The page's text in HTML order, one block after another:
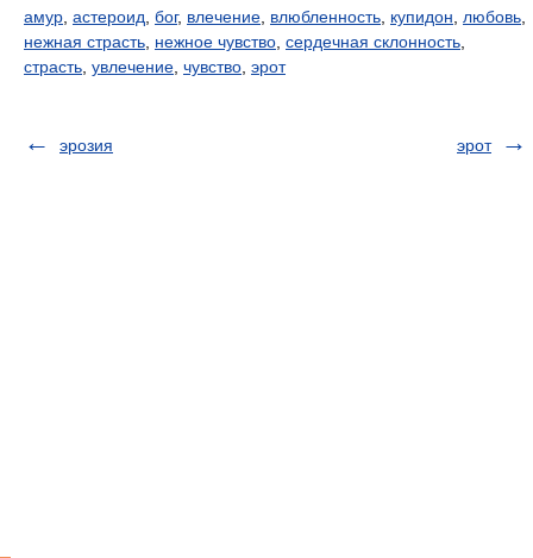
амур астероид бог, влечение влюбленность купидон любовь
нежная страсть нежное чувство сердечная склонность
страсть увлечение чувство эрот
эрозия эрот